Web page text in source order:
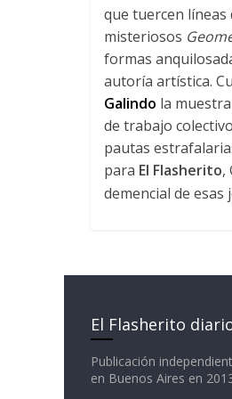
que tuercen líneas
misteriosos
formas
autoría artística.
Galindo la
de trabajo
pautas
para El Flasherito,
demencial de esas
El Flasherito
Publicación
en Buenos Aires en